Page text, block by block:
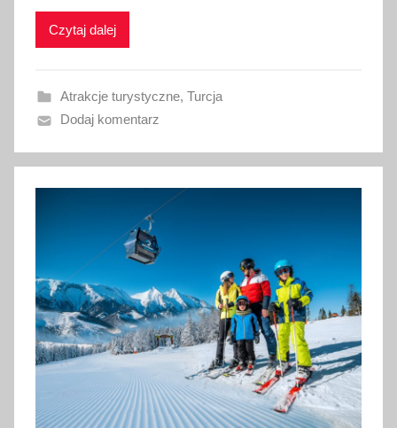
i
a
n
5
m
a
2
0
2
Czytaj dalej
Atrakcje turystyczne, Turcja
Dodaj komentarz